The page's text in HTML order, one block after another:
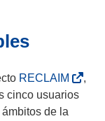
RECLAIM
s
,
cinco usuarios
de la